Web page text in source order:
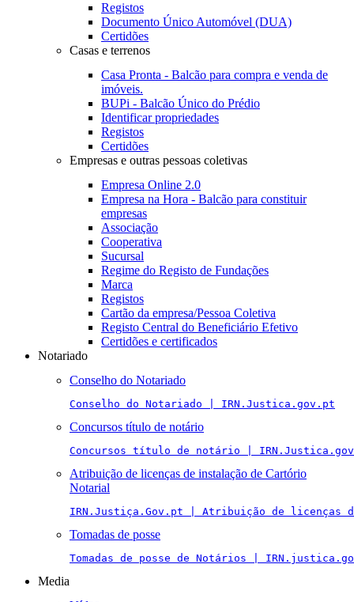
Registos
Documento Único Automóvel (DUA)
Certidões
Casas e terrenos
Casa Pronta - Balcão para compra e venda de
imóveis.
BUPi - Balcão Único do Prédio
Identificar propriedades
Registos
Certidões
Empresas e outras pessoas coletivas
Empresa Online 2.0
Empresa na Hora - Balcão para constituir
empresas
Associação
Cooperativa
Sucursal
Regime do Registo de Fundações
Marca
Registos
Cartão da empresa/Pessoa Coletiva
Registo Central do Beneficiário Efetivo
Certidões e certificados
Notariado
Conselho do Notariado
Conselho do Notariado | IRN.Justica.gov.pt
Concursos título de notário
Concursos título de notário |
Atribuição de licenças de instalação de Cartório
Notarial
IRN.Justiça.Gov.pt | Atribuição de licenças
Tomadas de posse
Tomadas de posse de Notários |
Media